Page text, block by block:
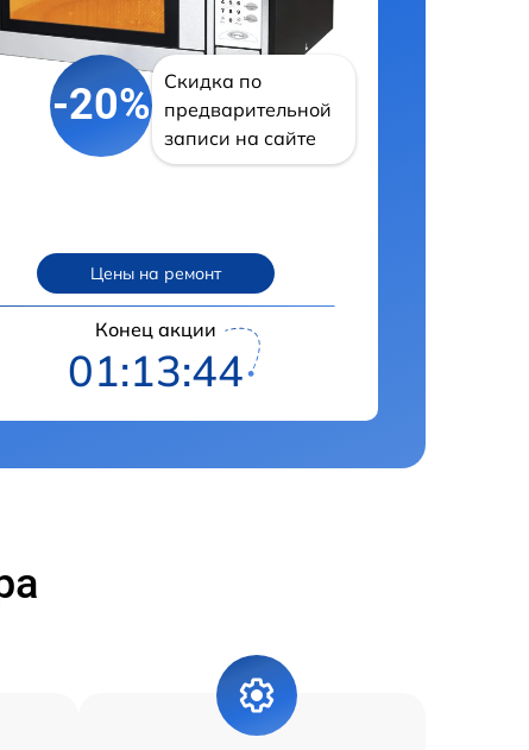
-20%
Скидка по
предварительной
записи на сайте
Цены на ремонт
Конец акции
01:13:43